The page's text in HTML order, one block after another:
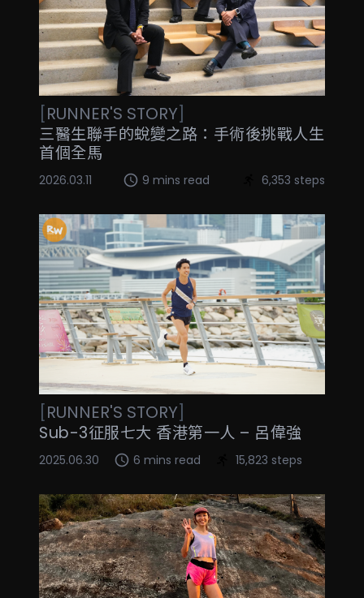
[RUNNER'S STORY]
三醫生聯手的蛻變之路：手術後挑戰人生
首個全馬
2026.03.11 9 mins read 6,353 steps
[RUNNER'S STORY]
Sub-3征服七大 香港第一人 – 呂偉強
2025.06.30 6 mins read 15,823 steps